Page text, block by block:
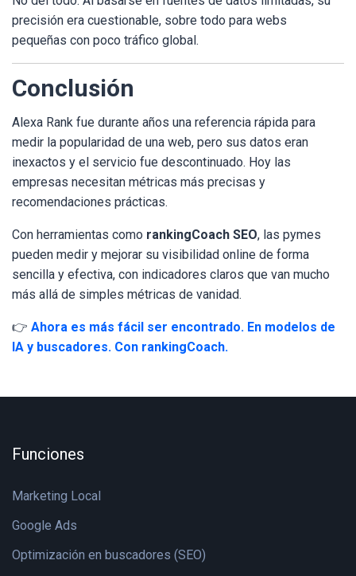
precisión era cuestionable, sobre todo para webs
pequeñas con poco tráfico global.
Conclusión
Alexa Rank fue durante años una referencia rápida para
medir la popularidad de una web, pero sus datos eran
inexactos y el servicio fue descontinuado. Hoy las
empresas necesitan métricas más precisas y
recomendaciones prácticas.
Con herramientas como rankingCoach SEO, las pymes
pueden medir y mejorar su visibilidad online de forma
sencilla y efectiva, con indicadores claros que van mucho
más allá de simples métricas de vanidad.
👉 Ahora es más fácil ser encontrado. En modelos de
IA y buscadores. Con rankingCoach.
Funciones
Marketing Local
Google Ads
Optimización en buscadores (SEO)